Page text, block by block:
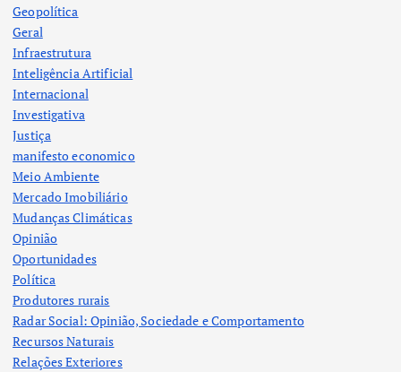
Geopolítica
Geral
Infraestrutura
Inteligência Artificial
Internacional
Investigativa
Justiça
manifesto economico
Meio Ambiente
Mercado Imobiliário
Mudanças Climáticas
Opinião
Oportunidades
Política
Produtores rurais
Radar Social: Opinião, Sociedade e Comportamento
Recursos Naturais
Relações Exteriores